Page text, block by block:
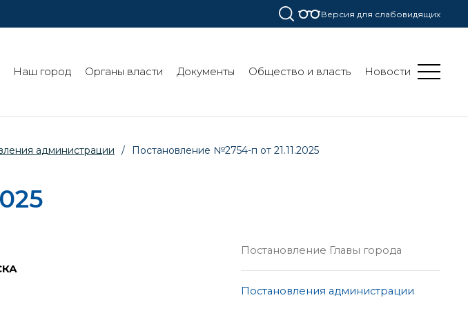
Версия для слабовидящих
Наш город Органы власти Документы Общество и власть Новости
администрации / Постановление №2754-п от 21.11.2025
Постановление Главы города
Постановления администрации